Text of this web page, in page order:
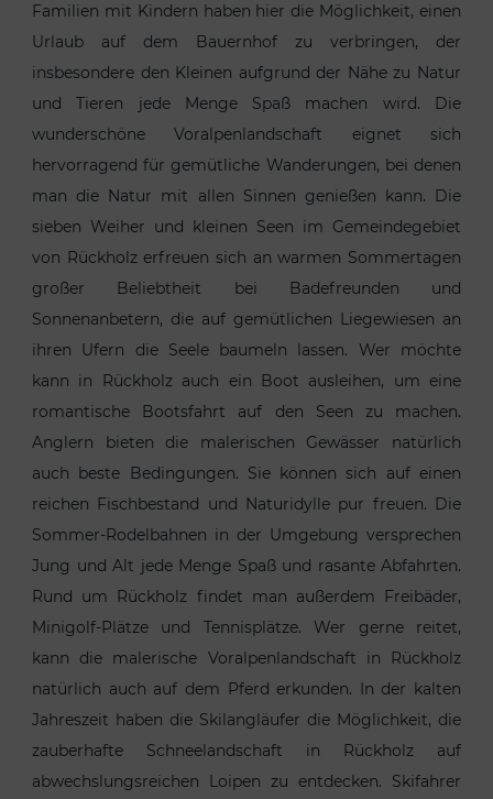
Familien mit Kindern haben hier die Möglichkeit, einen
Urlaub auf dem Bauernhof zu verbringen, der
insbesondere den Kleinen aufgrund der Nähe zu Natur
und Tieren jede Menge Spaß machen wird. Die
wunderschöne Voralpenlandschaft eignet sich
hervorragend für gemütliche Wanderungen, bei denen
man die Natur mit allen Sinnen genießen kann. Die
sieben Weiher und kleinen Seen im Gemeindegebiet
von Rückholz erfreuen sich an warmen Sommertagen
großer Beliebtheit bei Badefreunden und
Sonnenanbetern, die auf gemütlichen Liegewiesen an
ihren Ufern die Seele baumeln lassen. Wer möchte
kann in Rückholz auch ein Boot ausleihen, um eine
romantische Bootsfahrt auf den Seen zu machen.
Anglern bieten die malerischen Gewässer natürlich
auch beste Bedingungen. Sie können sich auf einen
reichen Fischbestand und Naturidylle pur freuen. Die
Sommer-Rodelbahnen in der Umgebung versprechen
Jung und Alt jede Menge Spaß und rasante Abfahrten.
Rund um Rückholz findet man außerdem Freibäder,
Minigolf-Plätze und Tennisplätze. Wer gerne reitet,
kann die malerische Voralpenlandschaft in Rückholz
natürlich auch auf dem Pferd erkunden. In der kalten
Jahreszeit haben die Skilangläufer die Möglichkeit, die
zauberhafte Schneelandschaft in Rückholz auf
abwechslungsreichen Loipen zu entdecken. Skifahrer